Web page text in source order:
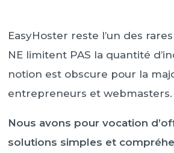
EasyHoster reste l’un des
NE limitent PAS la quantité
notion est obscure pour la
entrepreneurs et webmasters.
Nous avons pour vocation
solutions simples et